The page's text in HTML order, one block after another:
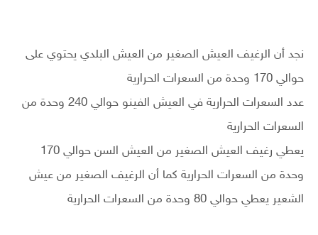
نجد أن الرغيف العيش الصغير من العيش البلدي يحتوي على
حوالي 170 وحدة من السعرات الحرارية
عدد السعرات الحرارية في العيش الفينو حوالي 240 وحدة من
السعرات الحرارية
يعطي رغيف العيش الصغير من العيش السن حوالي 170
وحدة من السعرات الحرارية كما أن الرغيف الصغير من عيش
الشعير يعطي حوالي 80 وحدة من السعرات الحرارية